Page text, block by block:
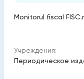
Monitorul fiscal
Учреждения:
Периодическое